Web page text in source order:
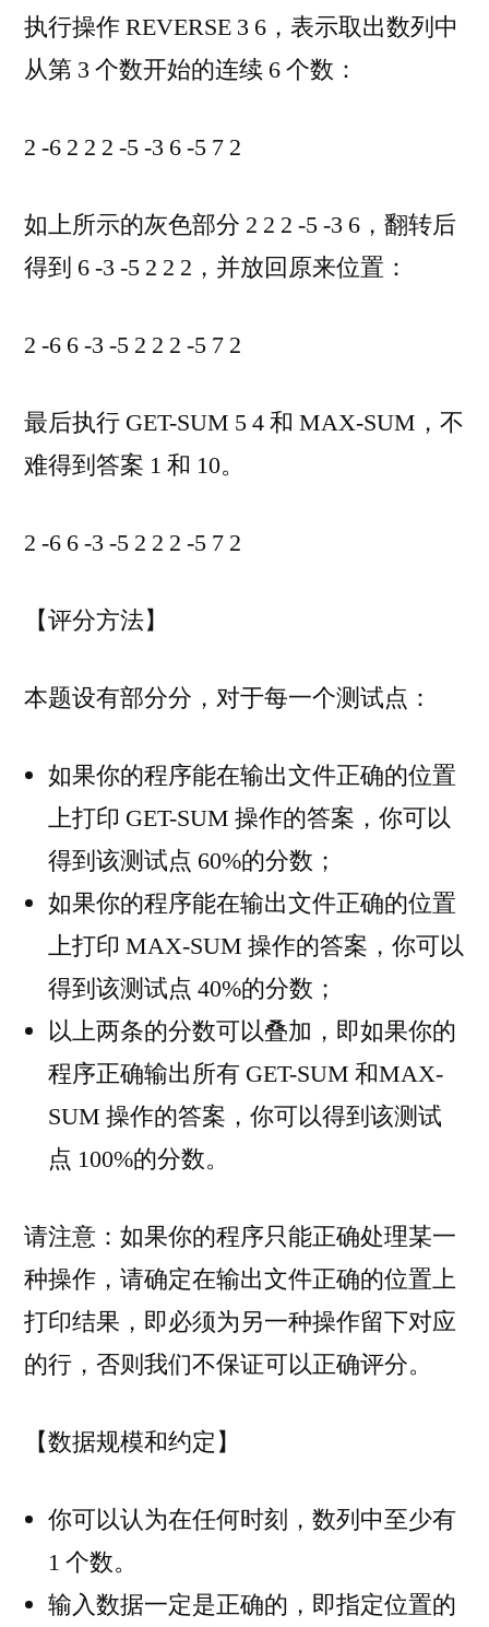
执行操作 REVERSE 3 6，表示取出数列中
从第 3 个数开始的连续 6 个数：
2 -6 2 2 2 -5 -3 6 -5 7 2
如上所示的灰色部分 2 2 2 -5 -3 6，翻转后
得到 6 -3 -5 2 2 2，并放回原来位置：
2 -6 6 -3 -5 2 2 2 -5 7 2
最后执行 GET-SUM 5 4 和 MAX-SUM，不
难得到答案 1 和 10。
2 -6 6 -3 -5 2 2 2 -5 7 2
【评分方法】
本题设有部分分，对于每一个测试点：
如果你的程序能在输出文件正确的位置
上打印 GET-SUM 操作的答案，你可以
得到该测试点 60%的分数；
如果你的程序能在输出文件正确的位置
上打印 MAX-SUM 操作的答案，你可以
得到该测试点 40%的分数；
以上两条的分数可以叠加，即如果你的
程序正确输出所有 GET-SUM 和MAX-
SUM 操作的答案，你可以得到该测试
点 100%的分数。
请注意：如果你的程序只能正确处理某一
种操作，请确定在输出文件正确的位置上
打印结果，即必须为另一种操作留下对应
的行，否则我们不保证可以正确评分。
【数据规模和约定】
你可以认为在任何时刻，数列中至少有
1 个数。
输入数据一定是正确的，即指定位置的